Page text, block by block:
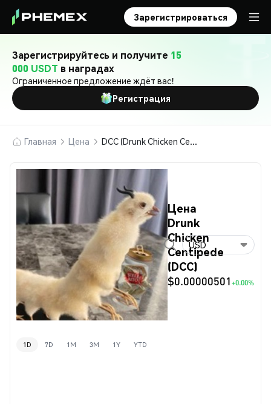
Зарегистрироваться
Зарегистрируйтесь и получите 15
000 USDT в наградах
Ограниченное предложение ждёт вас!
Регистрация
Главная Цена DCC (Drunk Chicken Centipede)
Цена
Drunk
Chicken
Centipede
(DCC)
$0.00000501 +0.00%
USD
1D 7D 1M 3M 1Y YTD